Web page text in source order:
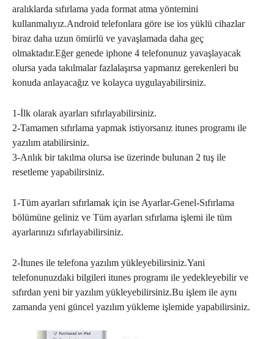
aralıklarda sıfırlama yada format atma yöntemini
kullanmalıyız.Android telefonlara göre ise ios yüklü cihazlar
biraz daha uzun ömürlü ve yavaşlamada daha geç
olmaktadır.Eğer genede iphone 4 telefonunuz yavaşlayacak
olursa yada takılmalar fazlalaşırsa yapmanız gerekenleri bu
konuda anlayacağız ve kolayca uygulayabilirsiniz.
1-İlk olarak ayarları sıfırlayabilirsiniz.
2-Tamamen sıfırlama yapmak istiyorsanız itunes programı ile
yazılım atabilirsiniz.
3-Anlık bir takılma olursa ise üzerinde bulunan 2 tuş ile
resetleme yapabilirsiniz.
1-Tüm ayarları sıfırlamak için ise Ayarlar-Genel-Sıfırlama
bölümüne geliniz ve Tüm ayarları sıfırlama işlemi ile tüm
ayarlarınızı sıfırlayabilirsiniz.
2-İtunes ile telefona yazılım yükleyebilirsiniz.Yani
telefonunuzdaki bilgileri itunes programı ile yedekleyebilir ve
sıfırdan yeni bir yazılım yükleyebilirsiniz.Bu işlem ile aynı
zamanda yeni güncel yazılım yükleme işlemide yapabilirsiniz.